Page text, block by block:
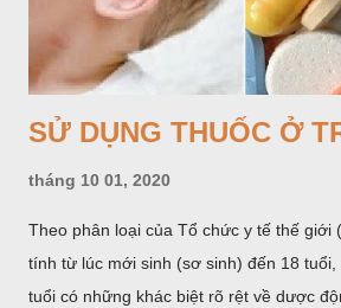
tuổi). Riêng với nhóm tuổi 1 - 12, nhiều
nhóm: Nhóm trước tuổi đi học từ 1 - 5
- 12 tuổi. Từ 12 tuổi trở lên, chỉ định và
từng trường hợp cụ thể. Cách phân loại
đổi về mặt sinh học qua từng giai đoạn
CHIA SẺ ĐĂNG NHẬN XÉT